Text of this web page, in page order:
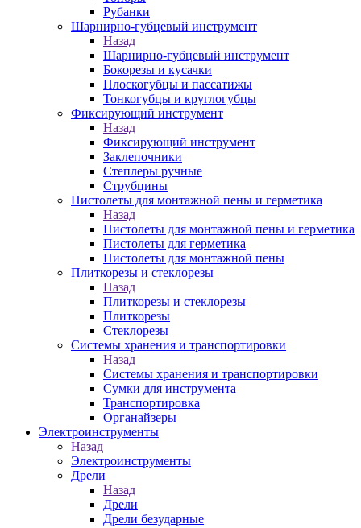
Рубанки
Шарнирно-губцевый инструмент
Назад
Шарнирно-губцевый инструмент
Бокорезы и кусачки
Плоскогубцы и пассатижы
Тонкогубцы и круглогубцы
Фиксирующий инструмент
Назад
Фиксирующий инструмент
Заклепочники
Степлеры ручные
Струбцины
Пистолеты для монтажной пены и герметика
Назад
Пистолеты для монтажной пены и герметика
Пистолеты для герметика
Пистолеты для монтажной пены
Плиткорезы и стеклорезы
Назад
Плиткорезы и стеклорезы
Плиткорезы
Стеклорезы
Системы хранения и транспортировки
Назад
Системы хранения и транспортировки
Сумки для инструмента
Транспортировка
Органайзеры
Электроинструменты
Назад
Электроинструменты
Дрели
Назад
Дрели
Дрели безударные